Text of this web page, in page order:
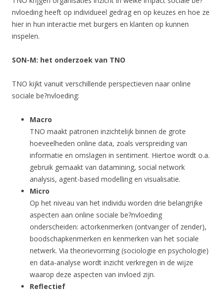
nvloeding heeft op individueel gedrag en op keuzes en hoe ze
hier in hun interactie met burgers en klanten op kunnen
inspelen.
SON-M: het onderzoek van TNO
TNO kijkt vanuit verschillende perspectieven naar online
sociale be?nvloeding:
Macro
TNO maakt patronen inzichtelijk binnen de grote
hoeveelheden online data, zoals verspreiding van
informatie en omslagen in sentiment. Hiertoe wordt o.a.
gebruik gemaakt van datamining, social network
analysis, agent-based modelling en visualisatie.
Micro
Op het niveau van het individu worden drie belangrijke
aspecten aan online sociale be?nvloeding
onderscheiden: actorkenmerken (ontvanger of zender),
boodschapkenmerken en kenmerken van het sociale
netwerk. Via theorievorming (sociologie en psychologie)
en data-analyse wordt inzicht verkregen in de wijze
waarop deze aspecten van invloed zijn.
Reflectief